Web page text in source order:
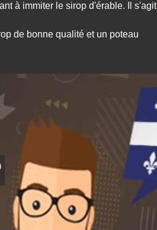
à immiter le sirop d'érable. Il s'agit
de bonne qualité et un poteau